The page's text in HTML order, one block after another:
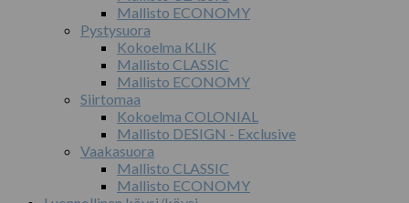
Mallisto ECONOMY
Pystysuora
Kokoelma KLIK
Mallisto CLASSIC
Mallisto ECONOMY
Siirtomaa
Kokoelma COLONIAL
Mallisto DESIGN - Exclusive
Vaakasuora
Mallisto CLASSIC
Mallisto ECONOMY